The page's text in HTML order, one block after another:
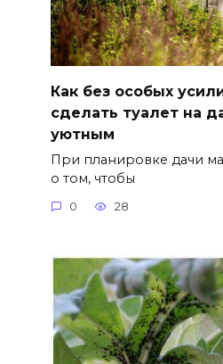
Как без особых
сделать туалет на
уютным
При планировке дачи
о том, чтобы
0 28